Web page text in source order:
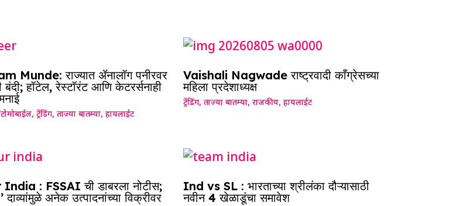
Munde: राज्यात ॲनालॉग पनीरवर
बंदी; हॉटेल, रेस्टॉरंट आणि केटरर्सनाही
, ट्रेंडिंग, ताज्या बातम्या, हायलाईट
Vaishali Nagwade राष्ट्रवादी काँग्रेसच्या
महिला प्रदेशाध्यक्ष
ट्रेंडिंग,ताज्या बातम्या,राजकीय,हायलाईट
: FSSAI ची डाबरला नोटीस;
दाव्यांमुळे अनेक उत्पादनांच्या विक्रीवर
Ind vs SL : भारताच्या श्रीलंका दौऱ्यासाठी
नवीन 4 खेळाडूंचा समावेश